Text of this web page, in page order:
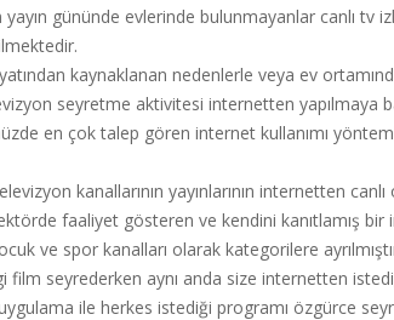
gününde evlerinde bulunmayanlar canlı tv
kaynaklanan nedenlerle veya ev
seyretme aktivitesi internetten yapılmaya
en çok talep gören internet kullanımı
kanallarının yayınlarının internetten canlı
faaliyet gösteren ve kendini kanıtlamış bir
ve spor kanalları olarak kategorilere
film seyrederken aynı anda size internetten
ile herkes istediği programı özgürce